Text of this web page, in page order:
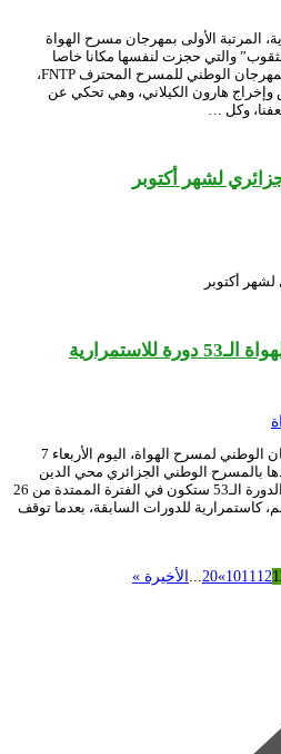
المرتبة الأولى بمهرجان مسرح الهواة
والتي حجزت لنفسها مكانا خاصا
للمشاركة في المنافسة الرسمية بالمهرجان الوطني للمسرح المحترف FNTP،
المسرحية نص وإخراج هارون الكيلاني، وهي تحكي عن
وكل …
لشهر أكتوبر
أكتوبر
كشف محمد تكيرات محافظ المهرجان الوطني لمسرح الهواة، اليوم الأربعاء 7
عقدها بالمسرح الوطني الجزائري محي الدين
بشطارزي في الجزائر العاصمة، إن الدورة الـ53 ستكون في الفترة الممتدة من 26
كاستمرارية للدورات السابقة، بعدما توقف
101112
»
20
... الأخيرة »